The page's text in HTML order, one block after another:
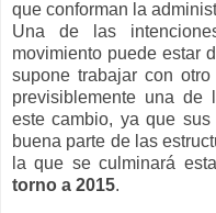
que conforman la
Una de las
movimiento puede estar
supone trabajar con
previsiblemente una de
este cambio, ya que sus
buena parte de las
la que se culminará
torno a 2015.